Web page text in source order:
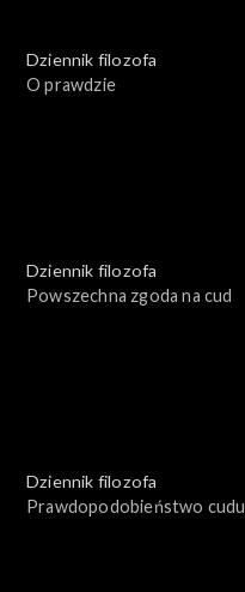
Dziennik filozofa
O prawdzie
Dziennik filozofa
Powszechna zgoda na cud
Dziennik filozofa
Prawdopodobieństwo cudu